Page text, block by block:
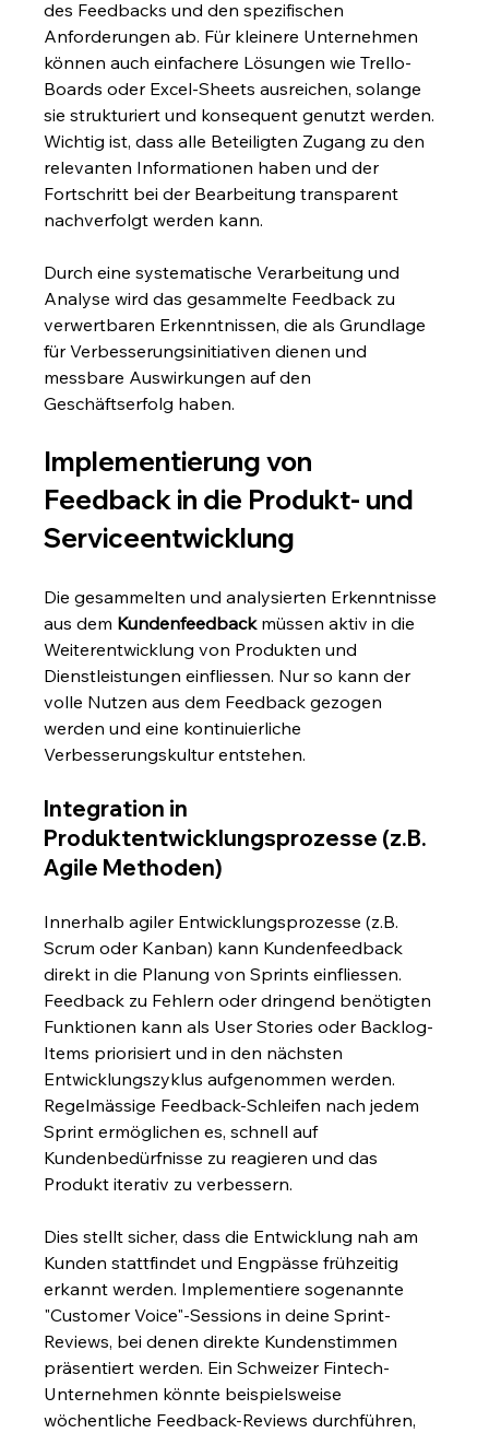
des Feedbacks und den spezifischen
Anforderungen ab. Für kleinere Unternehmen
können auch einfachere Lösungen wie Trello-
Boards oder Excel-Sheets ausreichen, solange
sie strukturiert und konsequent genutzt werden.
Wichtig ist, dass alle Beteiligten Zugang zu den
relevanten Informationen haben und der
Fortschritt bei der Bearbeitung transparent
nachverfolgt werden kann.
Durch eine systematische Verarbeitung und
Analyse wird das gesammelte Feedback zu
verwertbaren Erkenntnissen, die als Grundlage
für Verbesserungsinitiativen dienen und
messbare Auswirkungen auf den
Geschäftserfolg haben.
Implementierung von
Feedback in die Produkt- und
Serviceentwicklung
Die gesammelten und analysierten Erkenntnisse
aus dem Kundenfeedback müssen aktiv in die
Weiterentwicklung von Produkten und
Dienstleistungen einfliessen. Nur so kann der
volle Nutzen aus dem Feedback gezogen
werden und eine kontinuierliche
Verbesserungskultur entstehen.
Integration in
Produktentwicklungsprozesse (z.B.
Agile Methoden)
Innerhalb agiler Entwicklungsprozesse (z.B.
Scrum oder Kanban) kann Kundenfeedback
direkt in die Planung von Sprints einfliessen.
Feedback zu Fehlern oder dringend benötigten
Funktionen kann als User Stories oder Backlog-
Items priorisiert und in den nächsten
Entwicklungszyklus aufgenommen werden.
Regelmässige Feedback-Schleifen nach jedem
Sprint ermöglichen es, schnell auf
Kundenbedürfnisse zu reagieren und das
Produkt iterativ zu verbessern.
Dies stellt sicher, dass die Entwicklung nah am
Kunden stattfindet und Engpässe frühzeitig
erkannt werden. Implementiere sogenannte
"Customer Voice"-Sessions in deine Sprint-
Reviews, bei denen direkte Kundenstimmen
präsentiert werden. Ein Schweizer Fintech-
Unternehmen könnte beispielsweise
wöchentliche Feedback-Reviews durchführen,